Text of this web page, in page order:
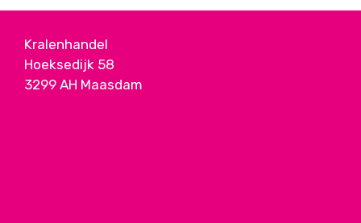
Kralenhandel
Hoeksedijk 58
3299 AH Maasdam